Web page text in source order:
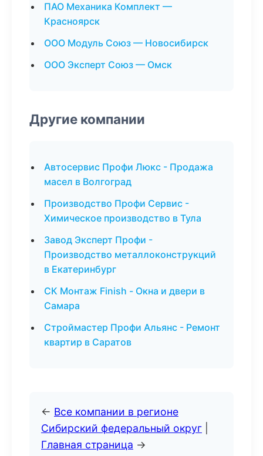
ПАО Механика Комплект —
Красноярск
ООО Модуль Союз — Новосибирск
ООО Эксперт Союз — Омск
Другие компании
Автосервис Профи Люкс - Продажа
масел в Волгоград
Производство Профи Сервис -
Химическое производство в Тула
Завод Эксперт Профи -
Производство металлоконструкций
в Екатеринбург
СК Монтаж Finish - Окна и двери в
Самара
Строймастер Профи Альянс - Ремонт
квартир в Саратов
← Все компании в регионе
Сибирский федеральный округ
Главная страница →